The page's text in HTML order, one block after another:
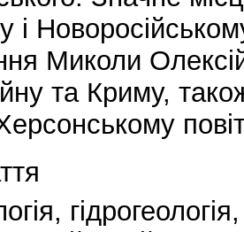
і
Миколи
та Криму,